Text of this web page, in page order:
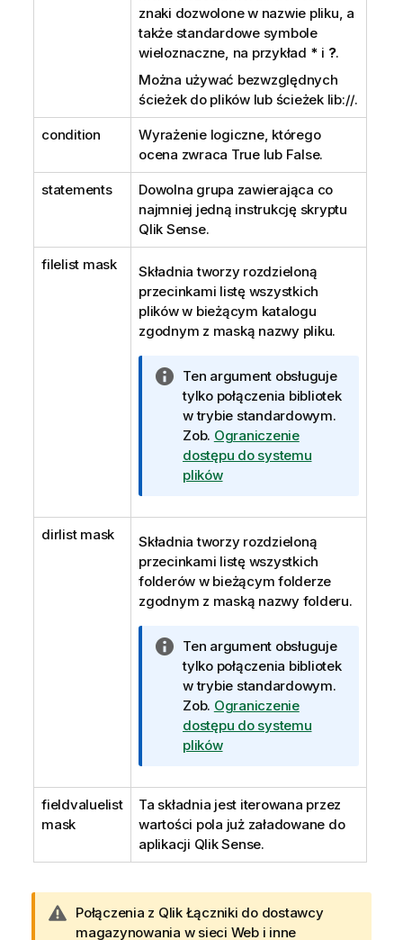
znaki dozwolone w nazwie pliku, a
także standardowe symbole
wieloznaczne, na przykład * i ?.
Można używać bezwzględnych
ścieżek do plików lub ścieżek lib://.
condition
Wyrażenie logiczne, którego
ocena zwraca Truelub False.
statements
Dowolna grupa zawierająca co
najmniej jedną instrukcję skryptu
Qlik Sense.
filelist mask
Składnia tworzy rozdzieloną
przecinkami listę wszystkich
plików w bieżącym katalogu
zgodnym z maską nazwy pliku.
I
n
f
o
r
m
c
j
a
Ten argument obsługuje
tylko połączenia bibliotek
w trybie standardowym.
Zob. Ograniczenie
dostępu do systemu
plików
dirlist mask
Składnia tworzy rozdzieloną
przecinkami listę wszystkich
folderów w bieżącym folderze
zgodnym z maską nazwy folderu.
I
n
f
o
r
m
c
j
a
Ten argument obsługuje
tylko połączenia bibliotek
w trybie standardowym.
Zob. Ograniczenie
dostępu do systemu
plików
fieldvaluelist
mask
Ta składnia jest iterowana przez
wartości pola już załadowane do
aplikacji Qlik Sense.
O
s
Połączenia z Qlik Łączniki do dostawcy
magazynowania w sieci Webi inne